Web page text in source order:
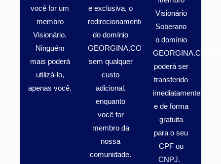
você for um
membro
Visionário.
Ninguém
mais poderá
utilizá-lo,
apenas você.
e exclusiva, o
redirecionamento
do domínio
GEORGINA.COM.BR
sem qualquer
custo
adicional,
enquanto
você for
membro da
nossa
comunidade.
Visionário
Soberano
o domínio
poderá ser
transferido
imediatamente
e de forma
gratuita
para o seu
CPF ou
CNPJ.